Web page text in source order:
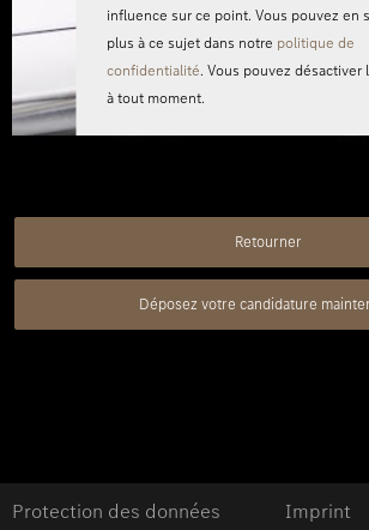
influence sur ce point. Vous pouvez en
plus à ce sujet dans notre politique de
confidentialité. Vous pouvez désactiver
à tout moment.
Retourner
Déposez votre candidature
Protection des données Imprint